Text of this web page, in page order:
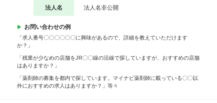
法人名 法人名非公開
お問い合わせの例
「求人番号〇〇〇〇〇〇に興味があるので、詳細を教えていただけます
か？」
「残業が少なめの店舗をJR〇〇線の沿線で探していますが、おすすめの店舗
はありますか？」
「薬剤師の募集を都内で探しています。マイナビ薬剤師に載っている〇〇以
外におすすめの求人はありますか？」等々